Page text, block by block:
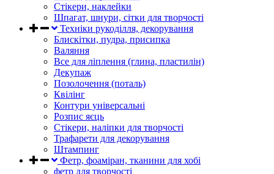
Стікери, наклейки
Шпагат, шнури, сітки для творчості
Техніки рукоділля, декорування
Блискітки, пудра, присипка
Валяння
Все для ліплення (глина, пластилін)
Декупаж
Позолочення (поталь)
Квілінг
Контури універсальні
Розпис яєць
Стікери, наліпки для творчості
Трафарети для декорування
Штампинг
Фетр, фоаміран, тканини для хобі
фетр для творчості